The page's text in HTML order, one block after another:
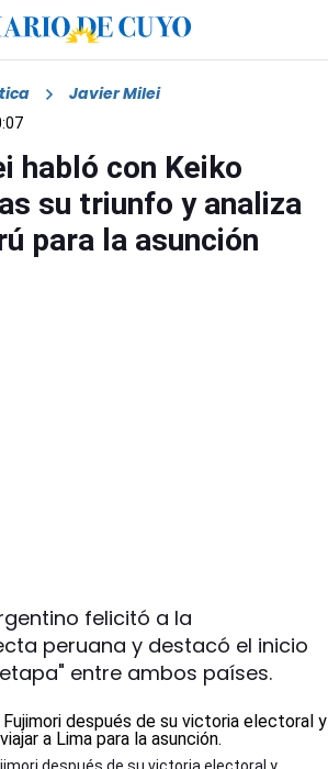
Javier Milei
habló con Keiko
su triunfo y analiza
para la asunción
felicitó a la
peruana y destacó el inicio
entre ambos países.